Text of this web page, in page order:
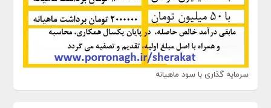
سرمایه گذاری با سود ماهیانه